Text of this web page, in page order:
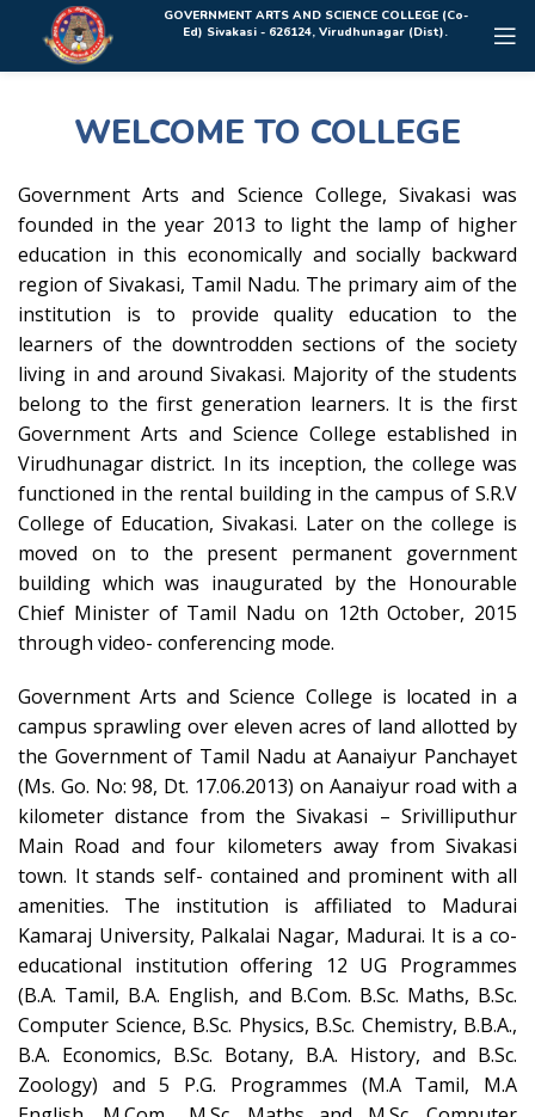
Rolex Replica Uhren DeutschlandGOVERNMENT ARTS AND SCIENCE COLLEGE (Co-
Ed) Sivakasi - 626124, Virudhunagar (Dist).
WELCOME TO COLLEGE
Government Arts and Science College, Sivakasi was
founded in the year 2013 to light the lamp of higher
education in this economically and socially backward
region of Sivakasi, Tamil Nadu. The primary aim of the
institution is to provide quality education to the
learners of the downtrodden sections of the society
living in and around Sivakasi. Majority of the students
belong to the first generation learners. It is the first
Government Arts and Science College established in
Virudhunagar district. In its inception, the college was
functioned in the rental building in the campus of S.R.V
College of Education, Sivakasi. Later on the college is
moved on to the present permanent government
building which was inaugurated by the Honourable
Chief Minister of Tamil Nadu on 12th October, 2015
through video- conferencing mode.
Government Arts and Science College is located in a
campus sprawling over eleven acres of land allotted by
the Government of Tamil Nadu at Aanaiyur Panchayet
(Ms. Go. No: 98, Dt. 17.06.2013) on Aanaiyur road with a
kilometer distance from the Sivakasi – Srivilliputhur
Main Road and four kilometers away from Sivakasi
town. It stands self- contained and prominent with all
amenities. The institution is affiliated to Madurai
Kamaraj University, Palkalai Nagar, Madurai. It is a co-
educational institution offering 12 UG Programmes
(B.A. Tamil, B.A. English, and B.Com. B.Sc. Maths, B.Sc.
Computer Science, B.Sc. Physics, B.Sc. Chemistry, B.B.A.,
B.A. Economics, B.Sc. Botany, B.A. History, and B.Sc.
Zoology) and 5 P.G. Programmes (M.A Tamil, M.A